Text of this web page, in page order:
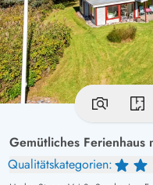
Gemütliches
Qualitätskategorien: